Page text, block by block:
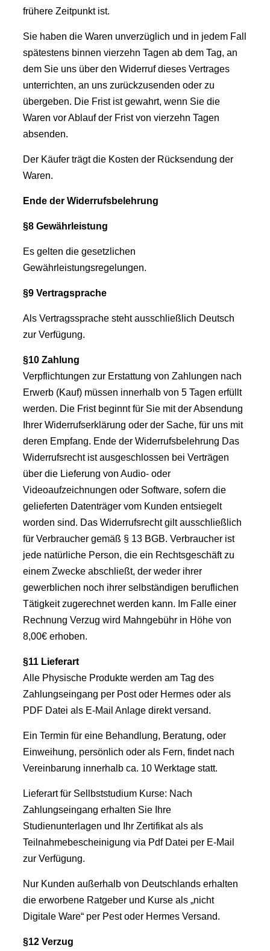
frühere Zeitpunkt ist.
Sie haben die Waren unverzüglich und in jedem Fall
spätestens binnen vierzehn Tagen ab dem Tag, an
dem Sie uns über den Widerruf dieses Vertrages
unterrichten, an uns zurückzusenden oder zu
übergeben. Die Frist ist gewahrt, wenn Sie die
Waren vor Ablauf der Frist von vierzehn Tagen
absenden.
Der Käufer trägt die Kosten der Rücksendung der
Waren.
Ende der Widerrufsbelehrung
§8 Gewährleistung
Es gelten die gesetzlichen
Gewährleistungsregelungen.
§9 Vertragsprache
Als Vertragssprache steht ausschließlich Deutsch
zur Verfügung.
§10 Zahlung
Verpflichtungen zur Erstattung von Zahlungen nach
Erwerb (Kauf) müssen innerhalb von 5 Tagen erfüllt
werden. Die Frist beginnt für Sie mit der Absendung
Ihrer Widerrufserklärung oder der Sache, für uns mit
deren Empfang. Ende der Widerrufsbelehrung Das
Widerrufsrecht ist ausgeschlossen bei Verträgen
über die Lieferung von Audio- oder
Videoaufzeichnungen oder Software, sofern die
gelieferten Datenträger vom Kunden entsiegelt
worden sind. Das Widerrufsrecht gilt ausschließlich
für Verbraucher gemäß § 13 BGB. Verbraucher ist
jede natürliche Person, die ein Rechtsgeschäft zu
einem Zwecke abschließt, der weder ihrer
gewerblichen noch ihrer selbständigen beruflichen
Tätigkeit zugerechnet werden kann. Im Falle einer
Rechnung Verzug wird Mahngebühr in Höhe von
8,00€ erhoben.
§11 Lieferart
Alle Physische Produkte werden am Tag des
Zahlungseingang per Post oder Hermes oder als
PDF Datei als E-Mail Anlage direkt versand.
Ein Termin für eine Behandlung, Beratung, oder
Einweihung, persönlich oder als Fern, findet nach
Vereinbarung innerhalb ca. 10 Werktage statt.
Lieferart für Sellbststudium Kurse: Nach
Zahlungseingang erhalten Sie Ihre
Studienunterlagen und Ihr Zertifikat als als
Teilnahmebescheinigung via Pdf Datei per E-Mail
zur Verfügung.
Nur Kunden außerhalb von Deutschlands erhalten
die erworbene Ratgeber und Kurse als „nicht
Digitale Ware“ per Pest oder Hermes Versand.
§12 Verzug